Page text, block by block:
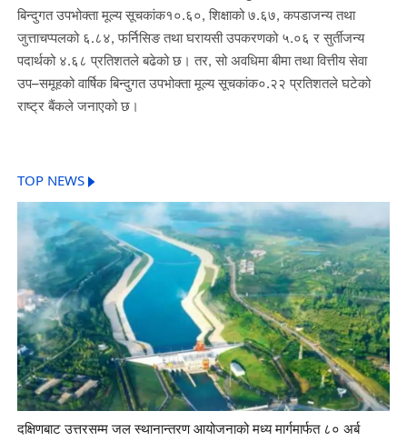
बिन्दुगत उपभोक्ता मूल्य सूचकांक१०.६०, शिक्षाको ७.६७, कपडाजन्य तथा
जुत्ताचप्पलको ६.८४, फर्निसिङ तथा घरायसी उपकरणको ५.०६ र सुर्तीजन्य
पदार्थको ४.६८ प्रतिशतले बढेको छ। तर, सो अवधिमा बीमा तथा वित्तीय सेवा
उप–समूहको वार्षिक बिन्दुगत उपभोक्ता मूल्य सूचकांक०.२२ प्रतिशतले घटेको
राष्ट्र बैंकले जनाएको छ।
TOP NEWS
दक्षिणबाट उत्तरसम्म जल स्थानान्तरण आयोजनाको मध्य मार्गमार्फत ८० अर्ब